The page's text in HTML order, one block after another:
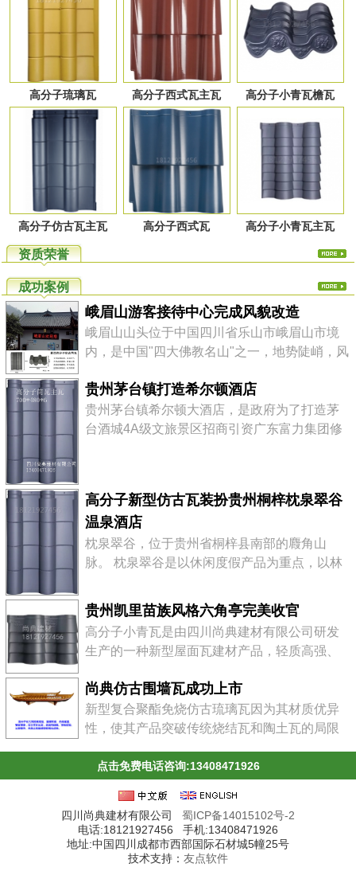
高分子琉璃瓦 高分子西式瓦主瓦 高分子小青瓦檐瓦
高分子仿古瓦主瓦 高分子西式瓦 高分子小青瓦主瓦
资质荣誉
成功案例
峨眉山游客接待中心完成风貌改造
峨眉山山头位于中国四川省乐山市峨眉山市境
内，是中国"四大佛教名山"之一，地势陡峭，风
最高，海拔3099米，高出峨眉平原2700多米。
高分子仿古瓦轻质高强、美观环保、色泽丰
富、安装快捷，综合性价比高。 四川尚典建材
贵州茅台镇打造希尔顿酒店
贵州茅台镇希尔顿大酒店，是政府为了打造茅
台酒城4A级文旅景区招商引资广东富力集团修
茅台镇，贵州省遵义市仁怀市下辖镇。位于赤
水河畔，是川黔水陆交通的咽喉要地。地处贵
州高原西北部，大类山脉西段北侧，北靠遵
义，南临川南。在郁郁葱葱的河滨地带，建
高分子新型仿古瓦装扮贵州桐梓枕泉翠谷
温泉酒店
枕泉翠谷，位于贵州省桐梓县南部的麚角山
脉。 枕泉翠谷是以休闲度假产品为重点，以林
康体、运动体验等专项产品为突破口，以历史
文化度假产品和生态度假产品为补充，以旅游
商品为延伸，实现一个主体、多样化的景点。
贵州桐梓“枕泉翠谷”4A景区五星级大酒店，是
中式徽派建筑风格，雄...
贵州凯里苗族风格六角亭完美收官
高分子小青瓦是由四川尚典建材有限公司研发
生产的一种新型屋面瓦建材产品，轻质高强、
业、民用、公园楼亭等建筑。
尚典仿古围墙瓦成功上市
新型复合聚酯免烧仿古琉璃瓦因为其材质优异
性，使其产品突破传统烧结瓦和陶土瓦的局限
且具有搭接设计可靠合理、轻质高强等多种优
点击免费电话咨询:13408471926
四川尚典建材有限公司 蜀ICP备14015102号-2
电话:18121927456 手机:13408471926
地址:中国四川成都市西部国际石材城5幢25号
技术支持： 友点软件